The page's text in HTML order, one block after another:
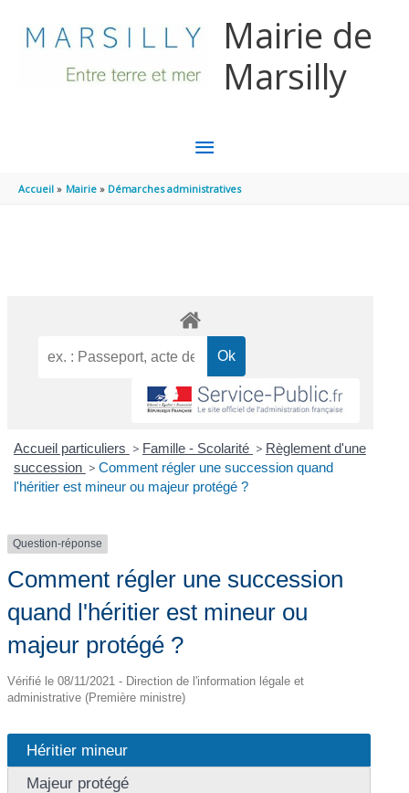
Mairie de
Marsilly
MENU
PRINCIPAL
Accueil Mairie Démarches administratives
Accueil particuliers > Famille - Scolarité > Règlement d'une
succession > Comment régler une succession quand
l'héritier est mineur ou majeur protégé ?
Question-réponse
Comment régler une succession
quand l'héritier est mineur ou
majeur protégé ?
Vérifié le 08/11/2021 - Direction de l'information légale et
administrative (Première ministre)
Héritier mineur
Majeur protégé